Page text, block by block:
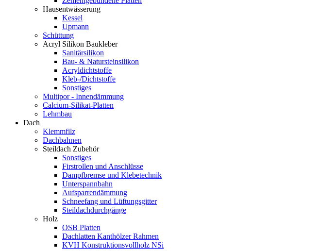
Hausentwässerung
Kessel
Upmann
Schüttung
Acryl Silikon Baukleber
Sanitärsilikon
Bau- & Natursteinsilikon
Acryldichtstoffe
Kleb-/Dichtstoffe
Sonstiges
Multipor - Innendämmung
Calcium-Silikat-Platten
Lehmbau
Dach
Klemmfilz
Dachbahnen
Steildach Zubehör
Sonstiges
Firstrollen und Anschlüsse
Dampfbremse und Klebetechnik
Unterspannbahn
Aufsparrendämmung
Schneefang und Lüftungsgitter
Steildachdurchgänge
Holz
OSB Platten
Dachlatten Kanthölzer Rahmen
KVH Konstruktionsvollholz NSi